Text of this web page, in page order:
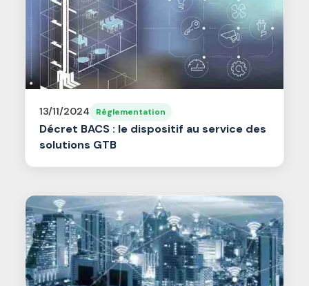
13/11/2024 Réglementation
Décret BACS : le dispositif au service des
solutions GTB